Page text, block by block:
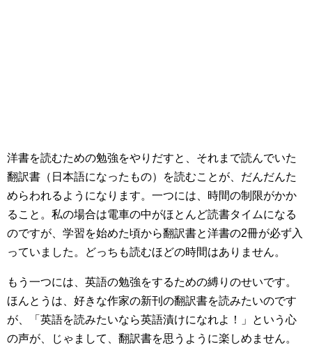
洋書を読むための勉強をやりだすと、それまで読んでいた
翻訳書（日本語になったもの）を読むことが、だんだんた
めらわれるようになります。一つには、時間の制限がかか
ること。私の場合は電車の中がほとんど読書タイムになる
のですが、学習を始めた頃から翻訳書と洋書の2冊が必ず入
っていました。どっちも読むほどの時間はありません。
もう一つには、英語の勉強をするための縛りのせいです。
ほんとうは、好きな作家の新刊の翻訳書を読みたいのです
が、「英語を読みたいなら英語漬けになれよ！」という心
の声が、じゃまして、翻訳書を思うように楽しめません。